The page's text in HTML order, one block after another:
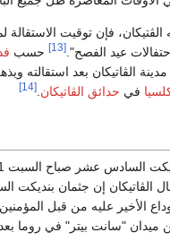
فإن توقيت
عيد الفصح". [13] حسب
الڤاتيكان بعد استقالته
في حدائق الڤاتيكان [14]
عشر صباح السبت 31 ديسمبر 2022، وسيترأس البابا الحالي
الأخير عليه من قبل
"سانت بيتر" في روما بعد